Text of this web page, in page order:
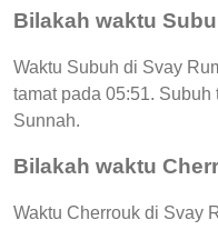
Bilakah waktu
Waktu Subuh di Svay
tamat pada 05:51. Subuh
Sunnah.
Bilakah waktu
Waktu Cherrouk di Svay